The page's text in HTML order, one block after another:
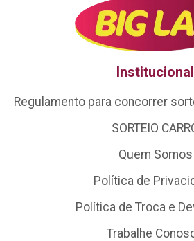
Institucional
Regulamento para concorrer
SORTEIO
Quem Somos
Política de
Política de Troca e
Trabalhe